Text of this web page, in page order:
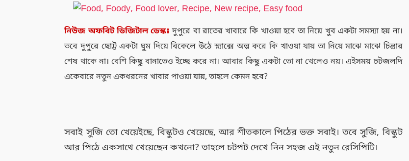
নিউজ অফবিট ডিজিটাল ডেস্কঃ দুপুরে বা রাতের খাবারে কি খাওয়া হবে তা নিয়ে খুব একটা সমস্যা হয় না।
তবে দুপুরে ছোট্ট একটা ঘুম দিয়ে বিকেলে উঠে স্ন্যাক্সে অল্প করে কি খাওয়া যায় তা নিয়ে মাঝে মাঝে চিন্তার
শেষ থাকে না। বেশি কিছু বানাতেও ইচ্ছে করে না। আবার কিছু একটা তো না খেলেও নয়। এইসময় চটজলদি
একেবারে নতুন একধরনের খাবার পাওয়া যায়, তাহলে কেমন হবে?
সবাই সুজি তো খেয়েইছে, বিস্কুটও খেয়েছে, আর শীতকালে পিঠের ভক্ত সবাই। তবে সুজি, বিস্কুট
আর পিঠে একসাথে খেয়েছেন কখনো? তাহলে চটপট দেখে নিন সহজ এই নতুন রেসিপিটি।